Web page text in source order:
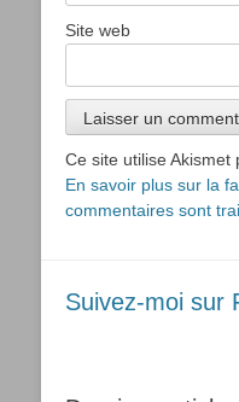
Site web
Ce site utilise Akismet
En savoir plus sur la
commentaires sont
Suivez-moi sur